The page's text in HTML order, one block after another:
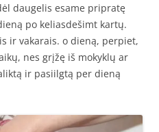
daugelis esame pripratę
po keliasdešimt kartų.
ir vakarais. o dieną, perpiet,
nes grįžę iš mokyklų ar
ir pasiilgtą per dieną